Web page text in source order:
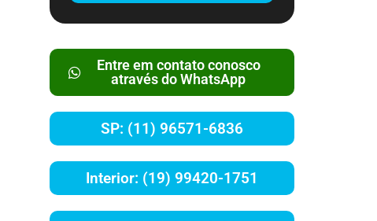
Entre em contato conosco
através do WhatsApp
SP: (11) 96571-6836
Interior: (19) 99420-1751